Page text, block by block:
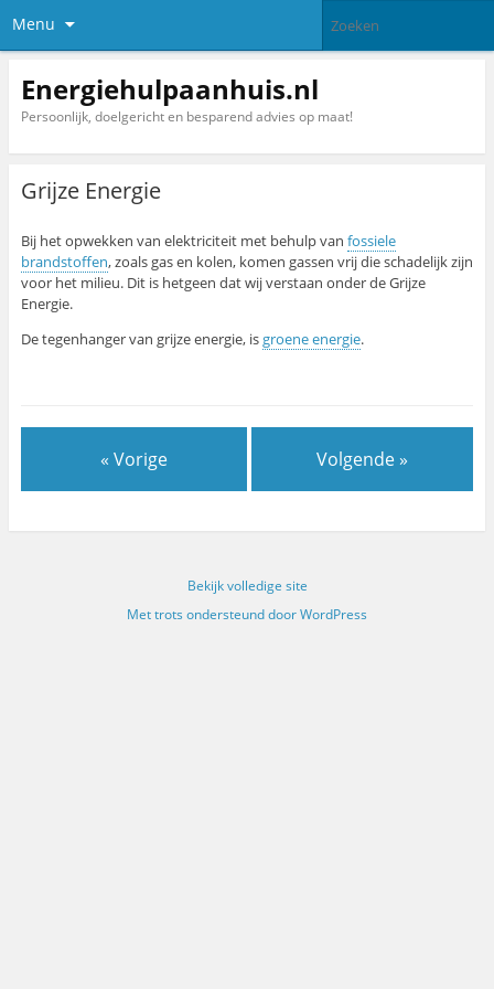
Menu
Energiehulpaanhuis.nl
Persoonlijk, doelgericht en besparend advies op maat!
Grijze Energie
Bij het opwekken van elektriciteit met behulp van fossiele
brandstoffen, zoals gas en kolen, komen gassen vrij die schadelijk zijn
voor het milieu. Dit is hetgeen dat wij verstaan onder de Grijze
Energie.
De tegenhanger van grijze energie, isgroene energie.
« Vorige Volgende »
Bekijk volledige site
Met trots ondersteund door WordPress